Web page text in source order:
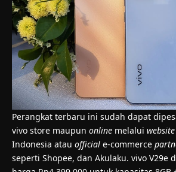
Perangkat terbaru ini sudah dapat
vivo store maupun online melalui website
Indonesia atau official e-commerce
seperti Shopee, dan Akulaku. vivo V29e